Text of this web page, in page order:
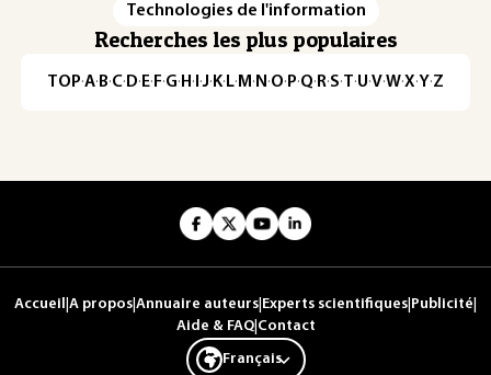
Technologies de l'information
Recherches les plus populaires
TOP·A·B·C· D· E· F·G· H · ·J· K· L· M · N ·O· P·Q· R·S·T·U·V·W·X·Y·Z
Accueil A propos Annuaire auteurs Experts scientifiques Publicité
Aide & FAQ| Contact
Français